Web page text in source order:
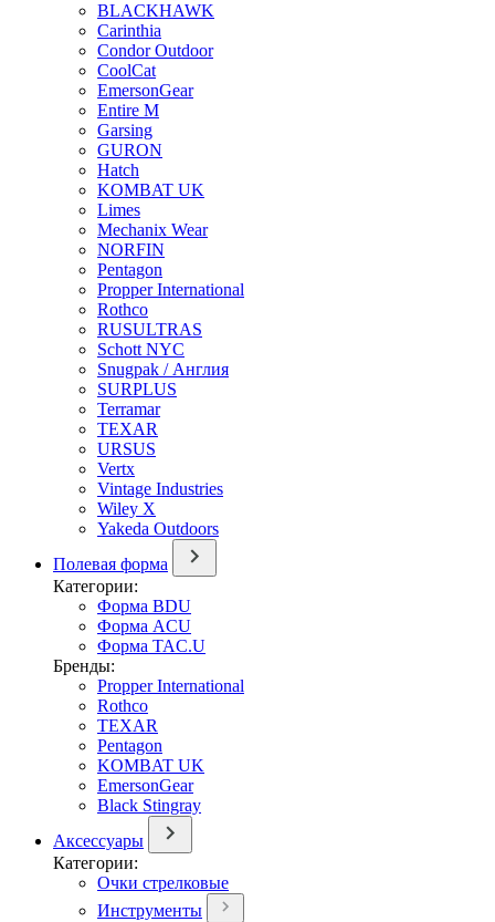
BLACKHAWK
Carinthia
Condor Outdoor
CoolCat
EmersonGear
Entire M
Garsing
GURON
Hatch
KOMBAT UK
Limes
Mechanix Wear
NORFIN
Pentagon
Propper International
Rothco
RUSULTRAS
Schott NYC
Snugpak / Англия
SURPLUS
Terramar
TEXAR
URSUS
Vertx
Vintage Industries
Wiley X
Yakeda Outdoors
Полевая форма
Категории:
Форма BDU
Форма ACU
Форма TAC.U
Бренды:
Propper International
Rothco
TEXAR
Pentagon
KOMBAT UK
EmersonGear
Black Stingray
Аксессуары
Категории:
Очки стрелковые
Инструменты